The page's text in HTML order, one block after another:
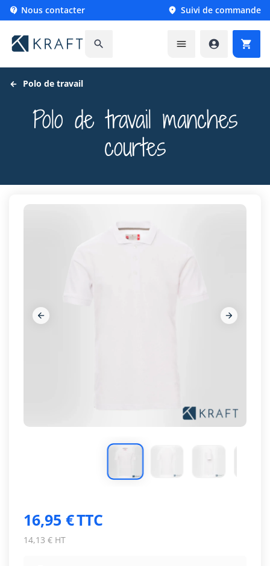
 Nous contacter  Suivi de commande
   
Polo de travail
Polo de travail manches
courtes
 
 
 
 
16,95 €TTC
14,13 € HT